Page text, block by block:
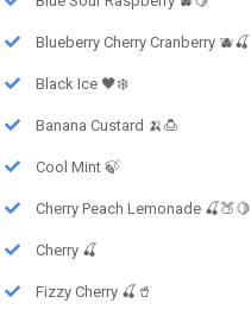
Blueberry Cherry Cranberry 🫐🍒
Black Ice 🖤❄️
Banana Custard 🍌🍮
Cool Mint 🍃
Cherry Peach Lemonade 🍒🍑🍋
Cherry 🍒
Fizzy Cherry 🍒🥤